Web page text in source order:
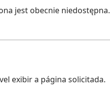
jest obecnie niedostępna.
exibir a página solicitada.